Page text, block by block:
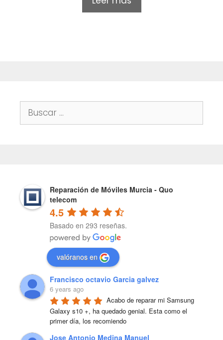
u
Buscar:
Reparación de Móviles Murcia - Quo
telecom
4.5
Basado en 293 reseñas.
valóranos en
Francisco octavio Garcia galvez
6 years ago
Acabo de reparar mi Samsung
Galaxy s10 +, ha quedado genial. Esta como el
primer día, los recomiendo
Jose Antonio Medina Manuel